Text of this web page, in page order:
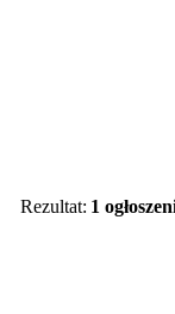
Rezultat: 1